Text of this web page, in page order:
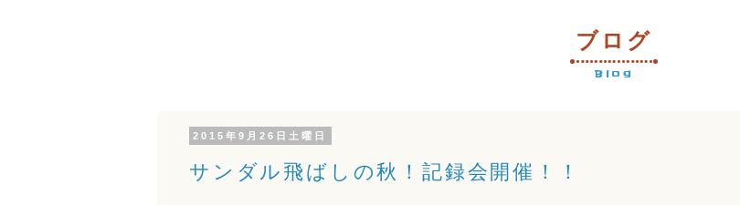
ブログ
Blog
2015年9月26日土曜日
サンダル飛ばしの秋！記録会開催！！